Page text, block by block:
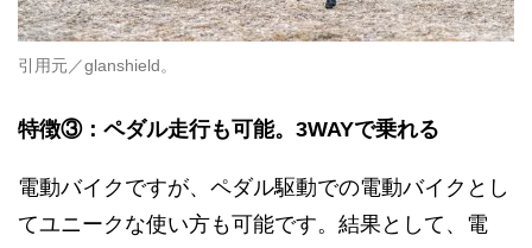
引用元／glanshield。
特徴③：ペダル走行も可能。3WAYで乗れる
電動バイクですが、ペダル駆動での電動バイクとし
てユニークな使い方も可能です。結果として、電